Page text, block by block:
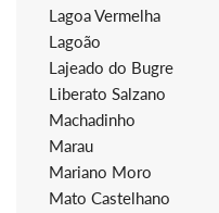
Lagoa Vermelha
Lagoão
Lajeado do Bugre
Liberato Salzano
Machadinho
Marau
Mariano Moro
Mato Castelhano